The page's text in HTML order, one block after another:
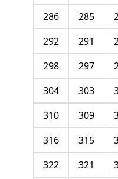
285
286
291
292
297
298
303
304
309
310
315
316
321
322